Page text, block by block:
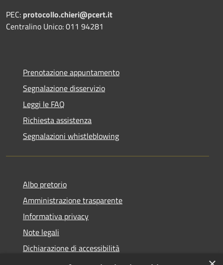
PEC: protocollo.chieri@pcert.it
Centralino Unico: 011 94281
Prenotazione appuntamento
Segnalazione disservizio
Leggi le FAQ
Richiesta assistenza
Segnalazioni whistleblowing
Albo pretorio
Amministrazione trasparente
Informativa privacy
Note legali
Dichiarazione di accessibilità